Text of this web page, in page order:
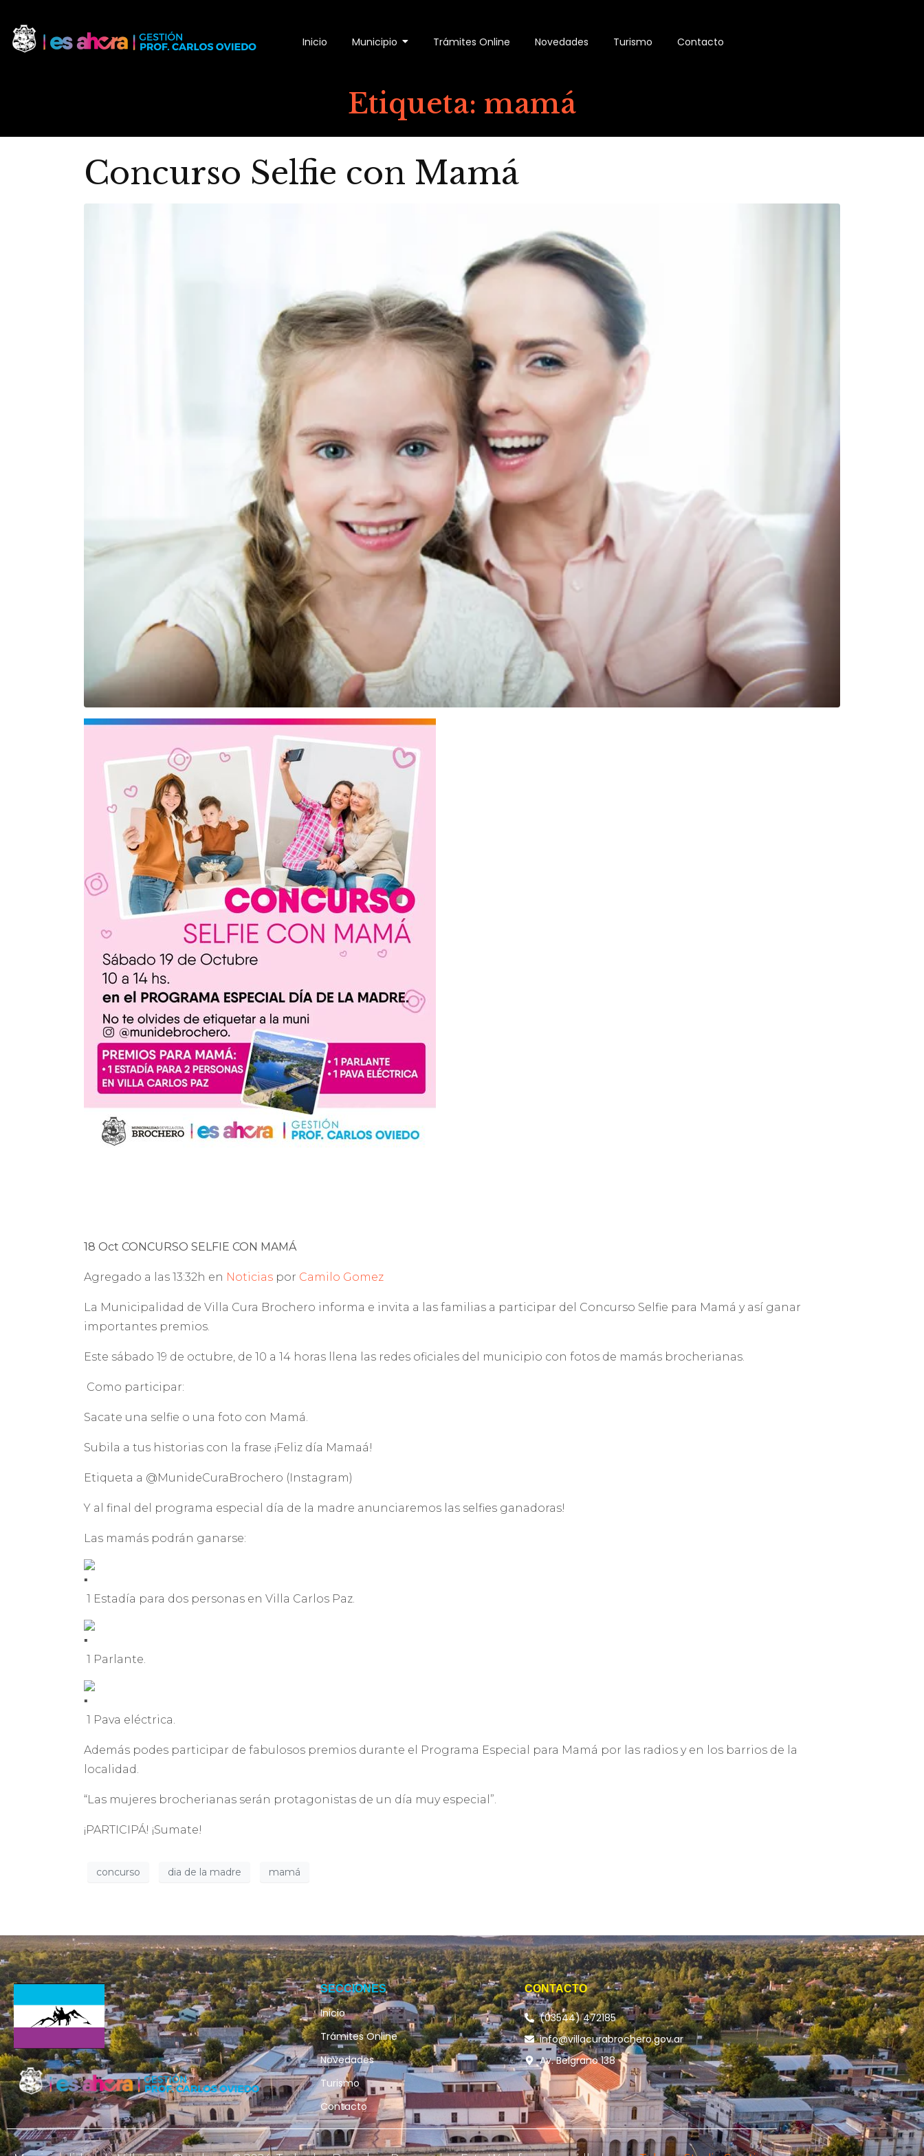
Inicio Municipio Trámites Online Novedades Turismo Contacto
Etiqueta: mamá
Concurso Selfie con Mamá
18 Oct CONCURSO SELFIE CON MAMÁ
Agregado a las 13:32h en Noticias por Camilo Gomez
La Municipalidad de Villa Cura Brochero informa e invita a las familias a participar del Concurso Selfie para Mamá y así ganar
importantes premios.
Este sábado 19 de octubre, de 10 a 14 horas llena las redes oficiales del municipio con fotos de mamás brocherianas.
Como participar:
Sacate una selfie o una foto con Mamá.
Subila a tus historias con la frase ¡Feliz día Mamaá!
Etiqueta a @MunideCuraBrochero (Instagram)
Y al final del programa especial día de la madre anunciaremos las selfies ganadoras!
Las mamás podrán ganarse:
1 Estadía para dos personas en Villa Carlos Paz.
1 Parlante.
1 Pava eléctrica.
Además podes participar de fabulosos premios durante el Programa Especial para Mamá por las radios y en los barrios de la
localidad.
“Las mujeres brocherianas serán protagonistas de un día muy especial”.
¡PARTICIPÁ! ¡Sumate!
concurso dia de la madre mamá
SECCIONES
Inicio
Trámites Online
Novedades
Turismo
Contacto
CONTACTO
(03544) 472185
info@villacurabrochero.gov.ar
Av. Belgrano 138